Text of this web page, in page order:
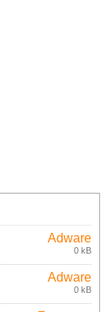
Adware
0 kB
Adware
0 kB